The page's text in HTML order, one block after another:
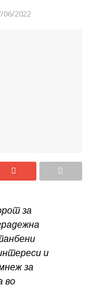
06/2022
за
и
за
во